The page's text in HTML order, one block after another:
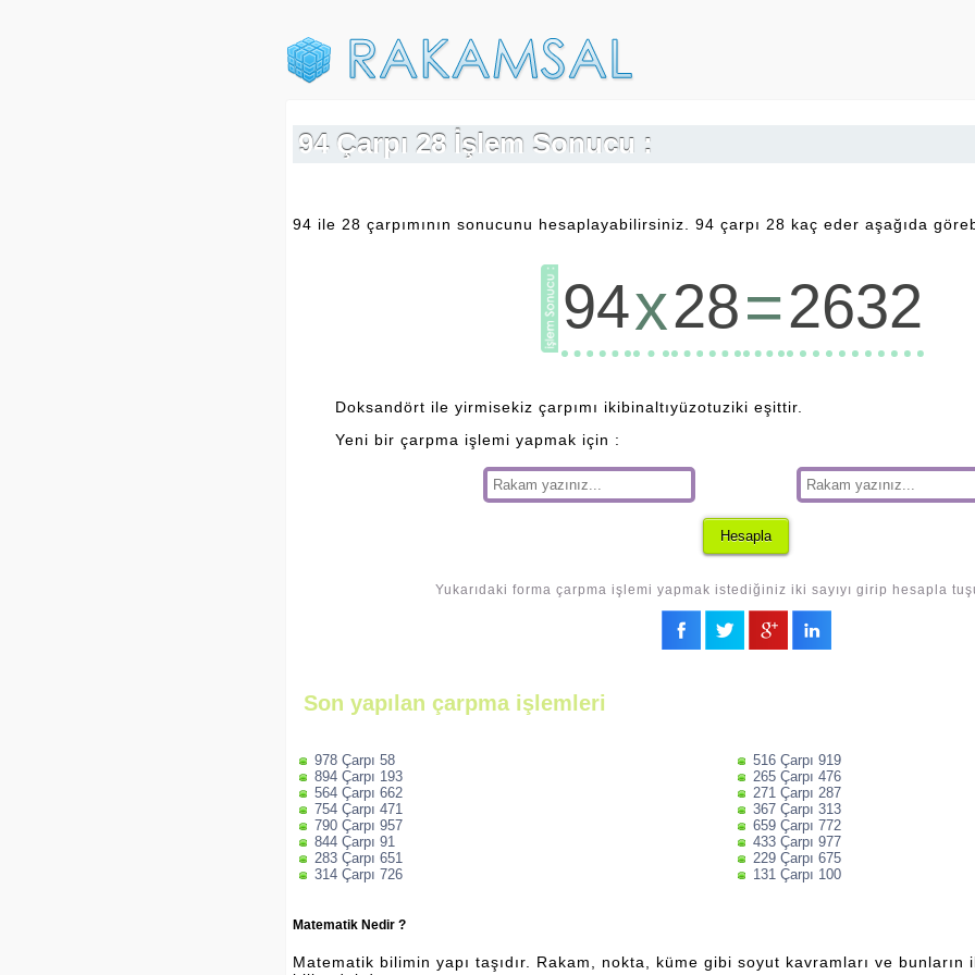
94 Çarpı 28 İşlem Sonucu :
94 ile 28 çarpımının sonucunu hesaplayabilirsiniz. 94 çarpı 28 kaç eder aşağıda
94x28=2632
Doksandört ile yirmisekiz çarpımı ikibinaltıyüzotuziki eşittir.
Yeni bir çarpma işlemi yapmak için :
Yukarıdaki forma çarpma işlemi yapmak istediğiniz iki sayıyı girip hesapla
Son yapılan çarpma işlemleri
978 Çarpı 58
894 Çarpı 193
564 Çarpı 662
754 Çarpı 471
790 Çarpı 957
844 Çarpı 91
283 Çarpı 651
314 Çarpı 726
516 Çarpı 919
265 Çarpı 476
271 Çarpı 287
367 Çarpı 313
659 Çarpı 772
433 Çarpı 977
229 Çarpı 675
131 Çarpı 100
Matematik Nedir ?
Matematik bilimin yapı taşıdır. Rakam, nokta, küme gibi soyut kavramları ve